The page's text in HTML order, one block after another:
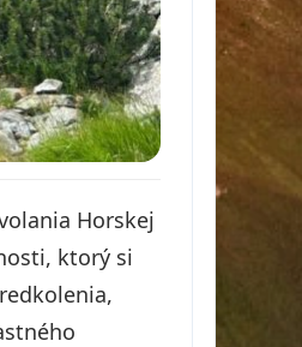
Horskej
ktorý si